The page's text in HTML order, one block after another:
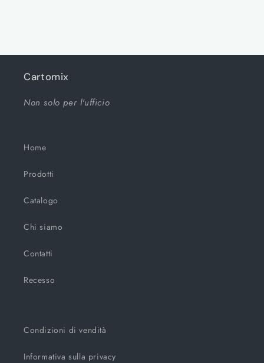
Cartomix
Non solo per l'ufficio
Home
Prodotti
Catalogo
Chi siamo
Contatti
Recesso
Condizioni di vendità
Informativa sulla privacy